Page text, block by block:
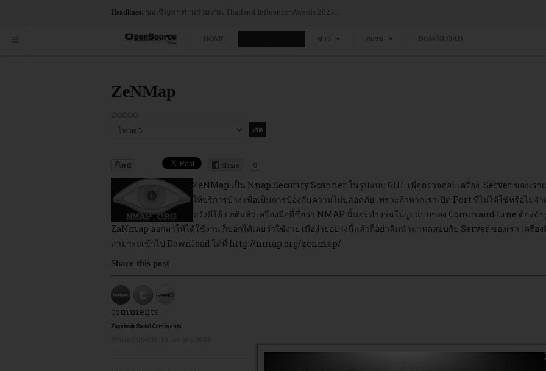
Headlines: ขอเชิญทุกท่านร่วมงาน Thailand Influencer Awards 2023...
HOME ข่าว อบรม DOWNLOAD
ZeNMap
กรุณา
Share
0
ZeNMap เป็น Nnap Security Scanner ในรูปแบบ GUI เพื่อตรวจสอบเครื่อง Server ของเรา
ให้บริการบ้าง เพื่อเป็นการป้องกันความไม่ปลอดภัย เพราะถ้าหากเราเปิด Port ที่ไม่ได้ใช้หรือไม่จ
หวังดีได้ ปกติแล้วเครื่องมือที่ชื่อว่า NMAP นั้นจะทำงานในรูปแบบของ Command Line ต้อง
ZaNmap ออกมาให้ได้ใช้งาน ก็บอกได้เลยว่าใช้ง่าย เมื่อง่ายอย่างนี้แล้วก็อย่าลืมนำมาทดสอบกับ Server ของเรา เครื่
สามารถเข้าไป Download ได้ที่ http://nmap.org/zenmap/
Share this post
comments
Facebook Social Comments